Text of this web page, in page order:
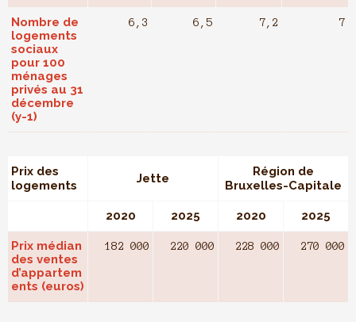
Nombre de
logements
sociaux
pour 100
ménages
privés au 31
décembre
(y-1)
6,3 6,5 7,2 7
Prix des
logements
Jette
Région de
Bruxelles-Capitale
2020 2025 2020 2025
Prix médian
des ventes
d’appartem
ents (euros)
182 000 220 000 228 000 270 000